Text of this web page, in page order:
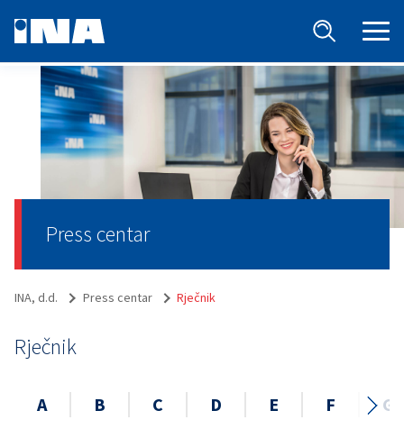
Press centar
INA, d.d. Press centar Rječnik
Rječnik
A B C D E F G